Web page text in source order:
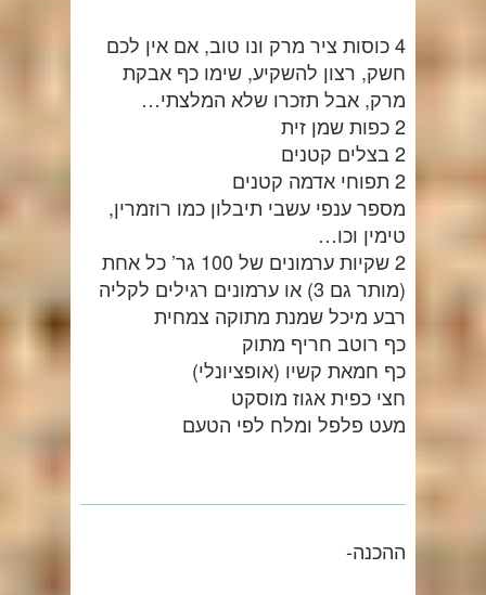
4 כוסות ציר מרק ונו טוב, אם אין לכם
חשק, רצון להשקיע, שימו כף אבקת
מרק, אבל תזכרו שלא המלצתי…
2 כפות שמן זית
2 בצלים קטנים
2 תפוחי אדמה קטנים
מספר ענפי עשבי תיבלון כמו רוזמרין,
טימין וכו…
2 שקיות ערמונים של 100 גר’ כל אחת
(מותר גם 3) או ערמונים רגילים לקליה
רבע מיכל שמנת מתוקה צמחית
כף רוטב חריף מתוק
כף חמאת קשיו (אופציונלי)
חצי כפית אגוז מוסקט
מעט פלפל ומלח לפי הטעם
ההכנה-